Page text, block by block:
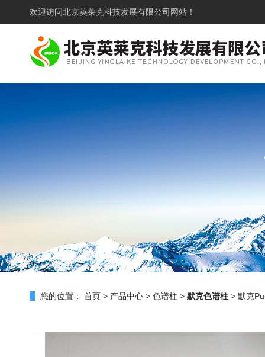
欢迎访问北京英莱克科技发展有限公司网站！
您的位置： 首页 > 产品中心 > 色谱柱 > 默克色谱柱 > 默克